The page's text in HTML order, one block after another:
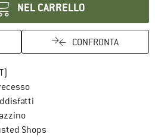
NEL CARRELLO
CONFRONTA
Vai alla politica di recesso qui
Shops